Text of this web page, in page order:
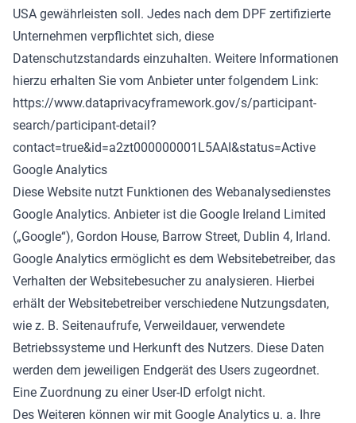
USA gewährleisten soll. Jedes nach dem DPF zertifizierte
Unternehmen verpflichtet sich, diese
Datenschutzstandards einzuhalten. Weitere Informationen
hierzu erhalten Sie vom Anbieter unter folgendem Link:
https://www.dataprivacyframework.gov/s/participant-
search/participant-detail?
contact=true&id=a2zt000000001L5AAI&status=Active
Google Analytics
Diese Website nutzt Funktionen des Webanalysedienstes
Google Analytics. Anbieter ist die Google Ireland Limited
(„Google“), Gordon House, Barrow Street, Dublin 4, Irland.
Google Analytics ermöglicht es dem Websitebetreiber, das
Verhalten der Websitebesucher zu analysieren. Hierbei
erhält der Websitebetreiber verschiedene Nutzungsdaten,
wie z. B. Seitenaufrufe, Verweildauer, verwendete
Betriebssysteme und Herkunft des Nutzers. Diese Daten
werden dem jeweiligen Endgerät des Users zugeordnet.
Eine Zuordnung zu einer User-ID erfolgt nicht.
Des Weiteren können wir mit Google Analytics u. a. Ihre